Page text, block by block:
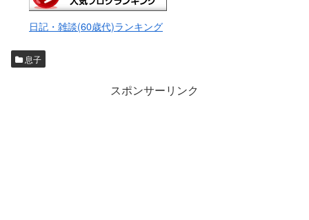
日記・雑談(60歳代)ランキング
息子
スポンサーリンク